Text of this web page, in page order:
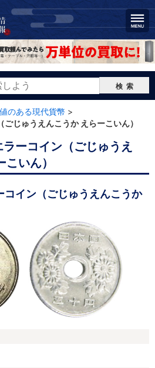
検索
のある現代貨幣 >
じゅうえんこうか えらーこいん）
ーコイン（ごじゅうえ
いん）
イン（ごじゅうえんこうか